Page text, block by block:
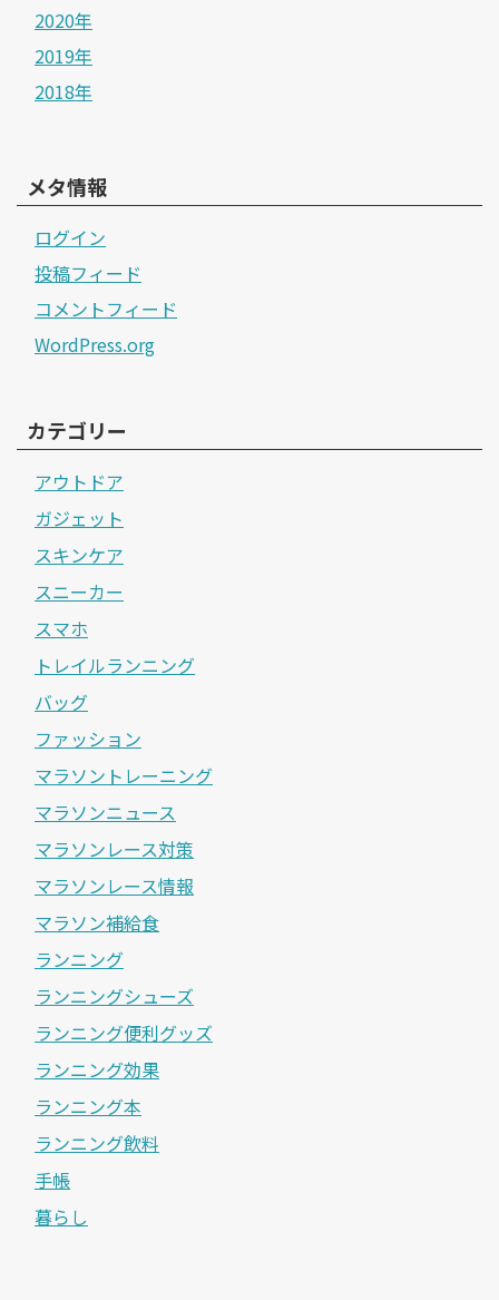
2020年
2019年
2018年
メタ情報
ログイン
投稿フィード
コメントフィード
WordPress.org
カテゴリー
アウトドア
ガジェット
スキンケア
スニーカー
スマホ
トレイルランニング
バッグ
ファッション
マラソントレーニング
マラソンニュース
マラソンレース対策
マラソンレース情報
マラソン補給食
ランニング
ランニングシューズ
ランニング便利グッズ
ランニング効果
ランニング本
ランニング飲料
手帳
暮らし